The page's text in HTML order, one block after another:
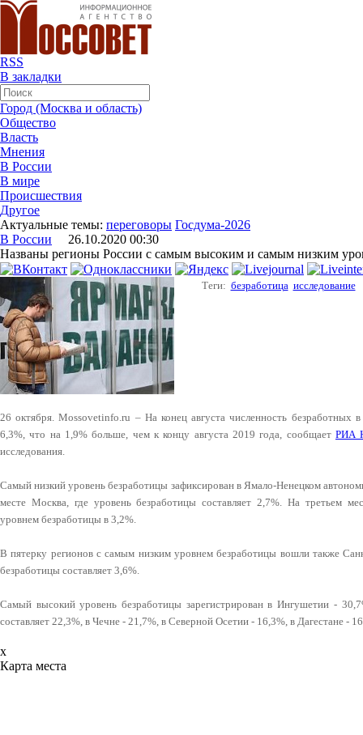
RSS
В закладки
Город (Москва и область)
Общество
Власть
Мнения
В России
В мире
Происшествия
Другое
Актуальные темы: переговоры Госдума-2026
В России 26.10.2020 00:30
Названы регионы России с самым высоким и самым низким
Теги: безработица исследование
26 октября. Mossovetinfo.ru – На конец августа численность безработных
6,3%, что на 1,9% больше, чем к концу августа 2019 года, сообщает РИА
исследования.
Самый низкий уровень безработицы зафиксирован в Ямало-Ненецком
месте Москва, где уровень безработицы составляет 2,7%. На третьем
уровнем безработицы в 3,2%.
В пятерку регионов с самым низким уровнем безработицы вошли также
безработицы составляет 3,6%.
Самый высокий уровень безработицы зарегистрирован в Ингушетии -
составляет 22,3%, в Чечне - 21,7%, в Северной Осетии - 16,3%, в Дагестане -
x
Карта места